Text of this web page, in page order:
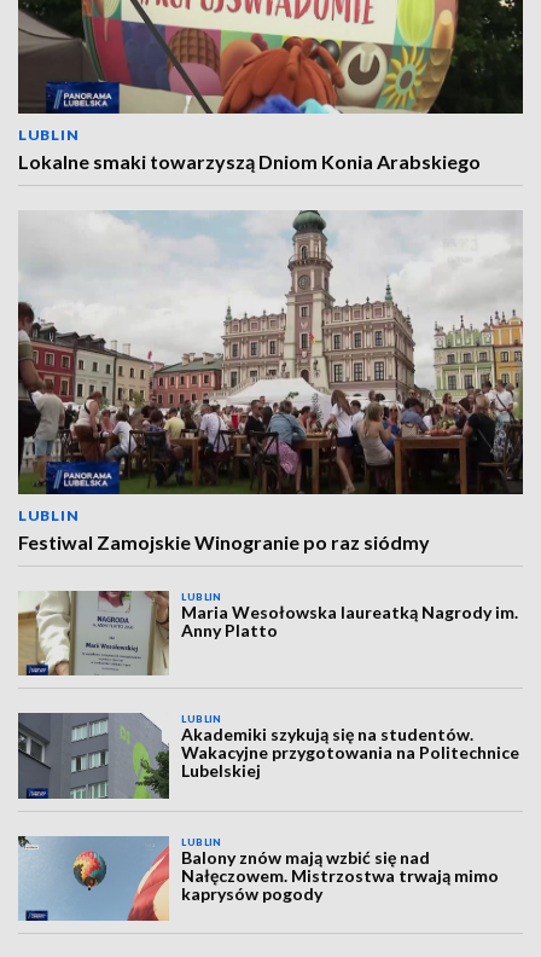
LUBLIN
Lokalne smaki towarzyszą Dniom Konia Arabskiego
LUBLIN
Festiwal Zamojskie Winogranie po raz siódmy
LUBLIN
Maria Wesołowska laureatką Nagrody im.
Anny Platto
LUBLIN
Akademiki szykują się na studentów.
Wakacyjne przygotowania na Politechnice
Lubelskiej
LUBLIN
Balony znów mają wzbić się nad
Nałęczowem. Mistrzostwa trwają mimo
kaprysów pogody